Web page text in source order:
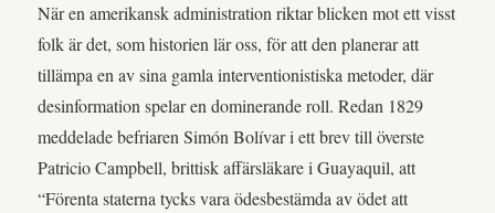
När en amerikansk administration riktar blicken mot ett visst
folk är det, som historien lär oss, för att den planerar att
tillämpa en av sina gamla interventionistiska metoder, där
desinformation spelar en dominerande roll. Redan 1829
meddelade befriaren Simón Bolívar i ett brev till överste
Patricio Campbell, brittisk affärsläkare i Guayaquil, att
“Förenta staterna tycks vara ödesbestämda av ödet att